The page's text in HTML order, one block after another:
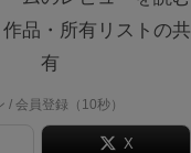
品・所有リストの共
有
/ 会員登録（10秒）
X